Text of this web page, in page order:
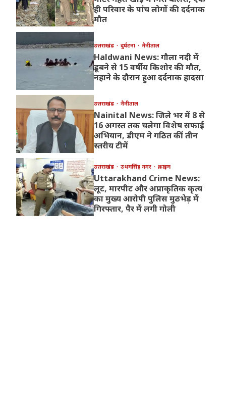
ही परिवार के पांच लोगों की दर्दनाक
मौत
उत्तराखंड दुर्घटना नैनीताल
Haldwani News: गौला नदी में
डूबने से 15 वर्षीय किशोर की मौत,
नहाने के दौरान हुआ दर्दनाक हादसा
उत्तराखंड नैनीताल
Nainital News: जिले भर में 8 से
16 अगस्त तक चलेगा विशेष सफाई
अभियान, डीएम ने गठित कीं तीन
स्तरीय टीमें
उत्तराखंड उधमसिंह नगर क्राइम
Uttarakhand Crime News:
लूट, मारपीट और अप्राकृतिक कृत्य
का मुख्य आरोपी पुलिस मुठभेड़ में
गिरफ्तार, पैर में लगी गोली